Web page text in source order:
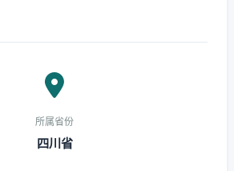
所属省份
四川省